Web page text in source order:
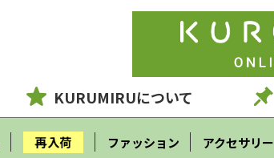
KURUMIRUについて
再入荷 ファッション アクセサリー